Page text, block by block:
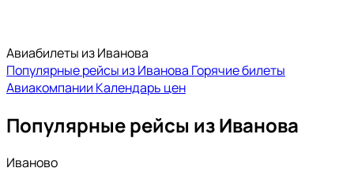
Авиабилеты из Иванова
Популярные рейсы из Иванова Горячие билеты
Авиакомпании Календарь цен
Популярные рейсы из Иванова
Иваново